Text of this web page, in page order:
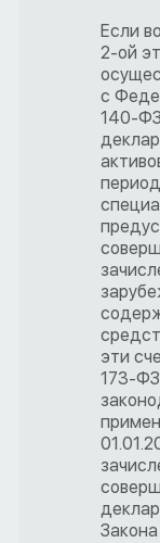
Если
2-ой
с
140-
эти
173-